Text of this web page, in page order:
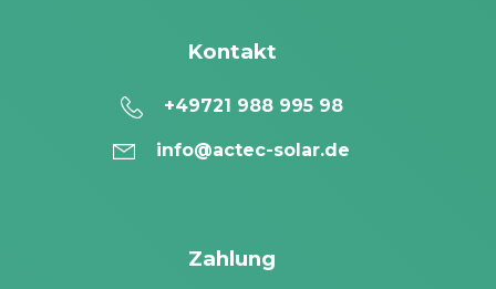
Kontakt
+49721 988 995 98
info@actec-solar.de
Zahlung